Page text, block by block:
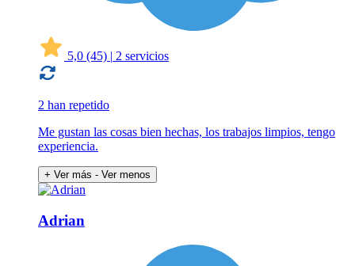
5,0 (45) | 2 servicios
2 han repetido
Me gustan las cosas bien hechas, los trabajos limpios, tengo
experiencia.
+ Ver más - Ver menos
Adrian